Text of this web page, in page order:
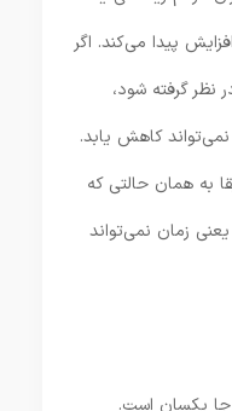
پیدا می‌کند. اگر
نظر گرفته شود،
کاهش یابد.
به همان حالتی که
زمان نمی‌تواند
جا یکسان است.